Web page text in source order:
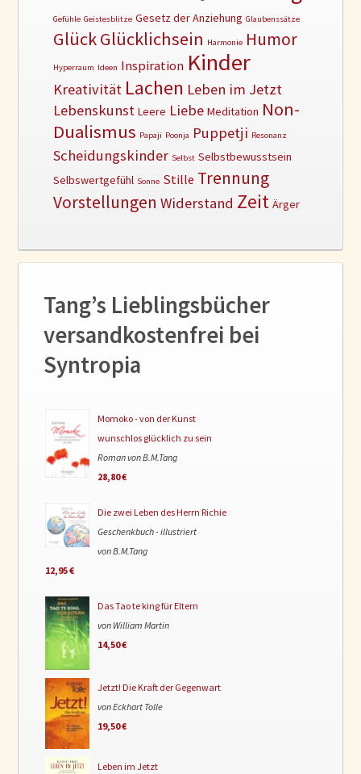
Gefühle Geistesblitze Gesetz der Anziehung Glaubenssätze
GlückGlücklichsein Harmonie Humor
Hyperraum Ideen Inspiration Kinder
Kreativität Lachen Leben im Jetzt
Lebenskunst Leere Liebe Meditation Non-
Dualismus Papaji Poonja Puppetji Resonanz
Scheidungskinder Selbst Selbstbewusstsein
Selbswertgefühl Sonne Stille Trennung
Vorstellungen Widerstand Zeit Ärger
Tang’s Lieblingsbücher
versandkostenfrei bei
Syntropia
Momoko - von der Kunst
wunschlos glücklich zu sein
Roman von B.M.Tang
28,80 €
Die zwei Leben des Herrn Richie
Geschenkbuch - illustriert
von B.M.Tang
12,95 €
Das Tao te king für Eltern
von William Martin
14,50 €
Jetzt! Die Kraft der Gegenwart
von Eckhart Tolle
19,50 €
Leben im Jetzt